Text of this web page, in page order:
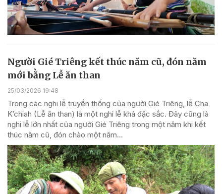
Người Gié Triêng kết thúc năm cũ, đón năm
mới bằng Lễ ăn than
25/03/2026 19:48
Trong các nghi lễ truyền thống của người Gié Triêng, lễ Cha
K’chiah (Lễ ăn than) là một nghi lễ khá đặc sắc. Đây cũng là
nghi lễ lớn nhất của người Gié Triêng trong một năm khi kết
thúc năm cũ, đón chào một năm...